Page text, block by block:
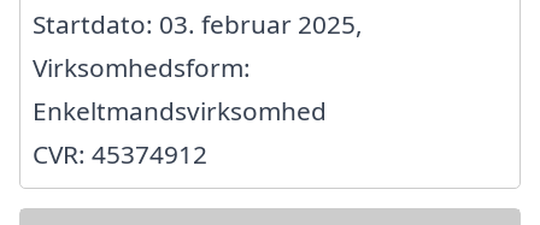
Startdato: 03. februar 2025,
Virksomhedsform:
Enkeltmandsvirksomhed
CVR: 45374912